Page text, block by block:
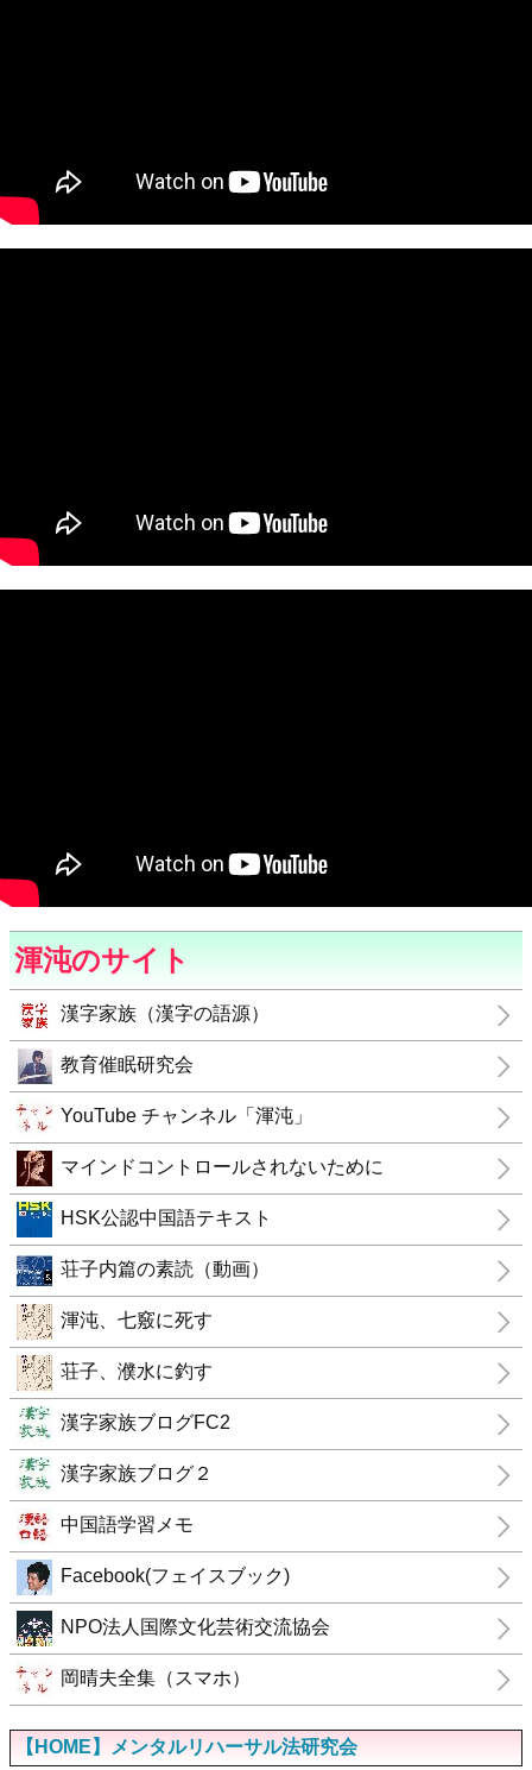
渾沌のサイト
漢字家族（漢字の語源）
教育催眠研究会
YouTube チャンネル「渾沌」
マインドコントロールされないために
HSK公認中国語テキスト
荘子内篇の素読（動画）
渾沌、七竅に死す
荘子、濮水に釣す
漢字家族ブログFC2
漢字家族ブログ２
中国語学習メモ
Facebook(フェイスブック)
NPO法人国際文化芸術交流協会
岡晴夫全集（スマホ）
【HOME】メンタルリハーサル法研究会